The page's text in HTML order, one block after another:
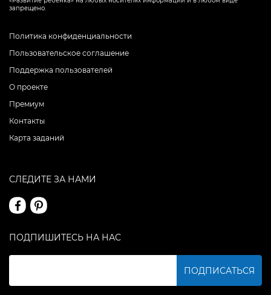
запрещено.
Политика конфиденциальности
Пользовательское соглашение
Поддержка пользователей
О проекте
Премиум
Контакты
Карта заданий
СЛЕДИТЕ ЗА НАМИ
ПОДПИШИТЕСЬ НА НАС
ПОДПИСАТЬСЯ